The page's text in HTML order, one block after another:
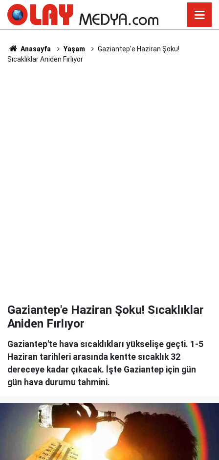
Anasayfa Yaşam
Gaziantep'e Haziran Şoku!
Sıcaklıklar Aniden Fırlıyor
Gaziantep'e Haziran Şoku! Sıcaklıklar
Aniden Fırlıyor
Gaziantep'te hava sıcaklıkları yükselişe geçti. 1-5
Haziran tarihleri arasında kentte sıcaklık 32
dereceye kadar çıkacak. İşte Gaziantep için gün
gün hava durumu tahmini.